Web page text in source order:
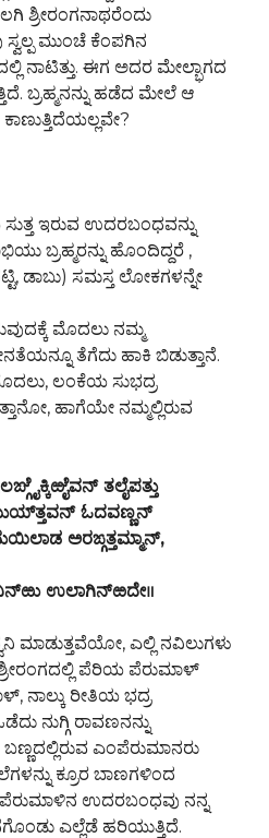
ಶ್ರೀರಂಗನಾಥರೆಂದು
ಸ್ವಲ್ಪ ಮುಂಚೆ ಕೆಂಪಗಿನ
ನಾಟಿತ್ತು. ಈಗ ಅದರ ಮೇಲ್ಭಾಗದ
ಬ್ರಹ್ಮನನ್ನು ಹಡೆದ ಮೇಲೆ ಆ
ಇರುವ ಉದರಬಂಧವನ್ನು
ಬ್ರಹ್ಮರನ್ನು ಹೊಂದಿದ್ದರೆ ,
ಡಾಬು) ಸಮಸ್ತ ಲೋಕಗಳನ್ನೇ
ಮೊದಲು ನಮ್ಮ
ತೆಗೆದು ಹಾಕಿ ಬಿಡುತ್ತಾನೆ.
ಲಂಕೆಯ ಸುಭದ್ರ
ಹಾಗೆಯೇ ನಮ್ಮಲ್ಲಿರುವ
ತಲೈಪತ್ತು
ಓದವಣ್ಣನ್
ಅರಙ್ಗತ್ತಮ್ಮಾನ್,
ನಿನ್‍ಱು ಉಲಾಗಿನ್‍ಱದೇ॥
ಮಾಡುತ್ತವೆಯೋ, ಎಲ್ಲಿ ನವಿಲುಗಳು
ಪೆರಿಯ ಪೆರುಮಾಳ್
ನಾಲ್ಕು ರೀತಿಯ ಭದ್ರ
ನುಗ್ಗಿ ರಾವಣನನ್ನು
ಎಂಪೆರುಮಾನರು
ಕ್ರೂರ ಬಾಣಗಳಿಂದ
ಉದರಬಂಧವು ನನ್ನ
ಎಲ್ಲೆಡೆ ಹರಿಯುತ್ತಿದೆ.